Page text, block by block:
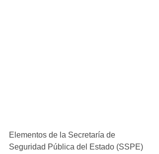
Elementos de la Secretaría de
Seguridad Pública del Estado (SSPE)